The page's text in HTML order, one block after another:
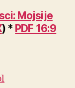
Mojsije
) * PDF 16:9